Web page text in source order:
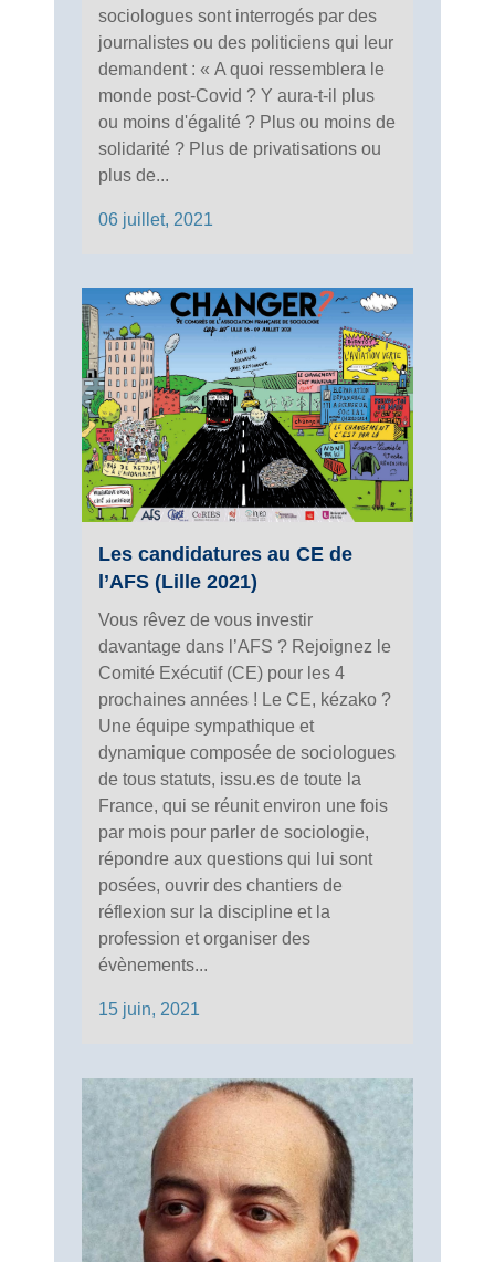
sociologues sont interrogés par des
journalistes ou des politiciens qui leur
demandent : « A quoi ressemblera le
monde post-Covid ? Y aura-t-il plus
ou moins d'égalité ? Plus ou moins de
solidarité ? Plus de privatisations ou
plus de...
06 juillet, 2021
Les candidatures au CE de
l’AFS (Lille 2021)
Vous rêvez de vous investir
davantage dans l’AFS ? Rejoignez le
Comité Exécutif (CE) pour les 4
prochaines années ! Le CE, kézako ?
Une équipe sympathique et
dynamique composée de sociologues
de tous statuts, issu.es de toute la
France, qui se réunit environ une fois
par mois pour parler de sociologie,
répondre aux questions qui lui sont
posées, ouvrir des chantiers de
réflexion sur la discipline et la
profession et organiser des
évènements...
15 juin, 2021